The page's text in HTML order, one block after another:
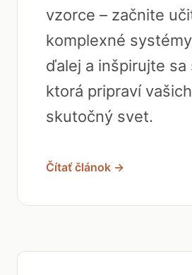
vzorce – začnite
komplexné
ďalej a inšpirujte
ktorá pripraví
skutočný svet.
Čítať článok →